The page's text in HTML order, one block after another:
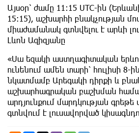
Այսօր՝ ժամը 11:15 UTC-ին
15:15), աշխարհի բնակչության
միաժամանակ գտնվելու է արևի
Լևոն Ազիզյանը
«Սա եզակի աստղագիտական
ունենում ամեն տարի՝ հուլիսի 8-
նկատմամբ Արեգակի դիրքի և
աշխարհագրական բաշխման
արդյունքում մարդկության
գտնվում է լուսավորված